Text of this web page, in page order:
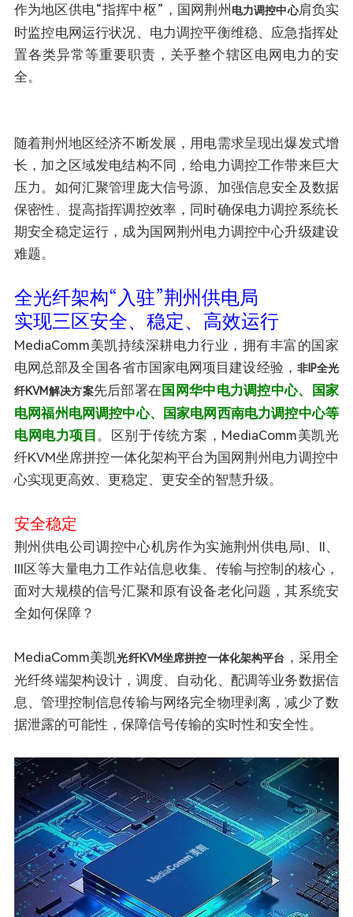
作为地区供电“指挥中枢”，国网荆州 电力调控中心肩负实
时监控电网运行状况、电力调控平衡维稳、应急指挥处
置各类异常等重要职责，关乎整个辖区电网电力的安
全。
随着荆州地区经济不断发展，用电需求呈现出爆发式增
长，加之区域发电结构不同，给电力调控工作带来巨大
压力。如何汇聚管理庞大信号源、加强信息安全及数据
保密性、提高指挥调控效率，同时确保电力调控系统长
期安全稳定运行，成为国网荆州电力调控中心升级建设
难题。
全光纤架构“入驻”荆州供电局
实现三区安全、稳定、高效运行
MediaComm美凯持续深耕电力行业，拥有丰富的国家
电网总部及全国各省市国家电网项目建设经验， 非IP全光
纤KVM解决方案先后部署在 国网华中电力调控中心、国家
电网福州电网调控中心、国家电网西南电力调控中心等
电网电力项目 。区别于传统方案，MediaComm美凯光
纤KVM坐席拼控一体化架构平台为国网荆州电力调控中
心实现更高效、更稳定、更安全的智慧升级。
安全稳定
荆州供电公司调控中心机房作为实施荆州供电局I、II、
III区等大量电力工作站信息收集、传输与控制的核心，
面对大规模的信号汇聚和原有设备老化问题，其系统安
全如何保障？
MediaComm美凯光纤KVM坐席拼控一体化架构平台 ，采用全
光纤终端架构设计，调度、自动化、配调等业务数据信
息、管理控制信息传输与网络完全物理剥离，减少了数
据泄露的可能性，保障信号传输的实时性和安全性。